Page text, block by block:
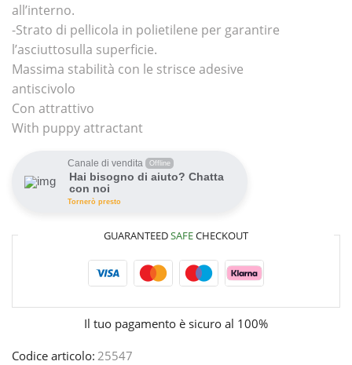
all’interno.
-Strato di pellicola in polietilene per garantire
l’asciuttosulla superficie.
Massima stabilità con le strisce adesive
antiscivolo
Con attrattivo
With puppy attractant
Canale di vendita Offline
Hai bisogno di aiuto? Chatta
con noi
Tornerò presto
GUARANTEEDSAFECHECKOUT
Il tuo pagamento è sicuro al 100%
Codice articolo: 25547